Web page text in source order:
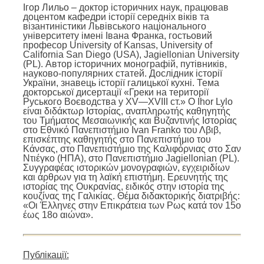
Ігор Лильо – доктор історичних наук, працював
доцентом кафедри історії середніх віків та
візантиністики Львівського національного
університету імені Івана Франка, гостьовий
професор University of Kansas, University of
California San Diego (USA), Jagiellonian University
(PL). Автор історичних монографій, путівників,
науково-популярних статей. Дослідник історії
України, знавець історії галицької кухні. Тема
докторської дисертації «Греки на території
Руського Воєводства у XV—XVIII ст.» Ο Ihor Lylo
είναι διδάκτωρ Ιστορίας, αναπληρωτής καθηγητής
του Τμήματος Μεσαιωνικής και Βυζαντινής Ιστορίας
στο Εθνικό Πανεπιστήμιο Ivan Franko του Λβιβ,
επισκέπτης καθηγητής στο Πανεπιστήμιο του
Κάνσας, στο Πανεπιστήμιο της Καλιφόρνιας στο Σαν
Ντιέγκο (ΗΠΑ), στο Πανεπιστήμιο Jagiellonian (PL).
Συγγραφέας ιστορικών μονογραφιών, εγχειριδίων
και άρθρων για τη λαϊκή επιστήμη. Ερευνητής της
ιστορίας της Ουκρανίας, ειδικός στην ιστορία της
κουζίνας της Γαλικίας. Θέμα διδακτορικής διατριβής:
«Οι Έλληνες στην Επικράτεια των Ρως κατά τον 15ο
έως 18ο αιώνα».
Публікації: